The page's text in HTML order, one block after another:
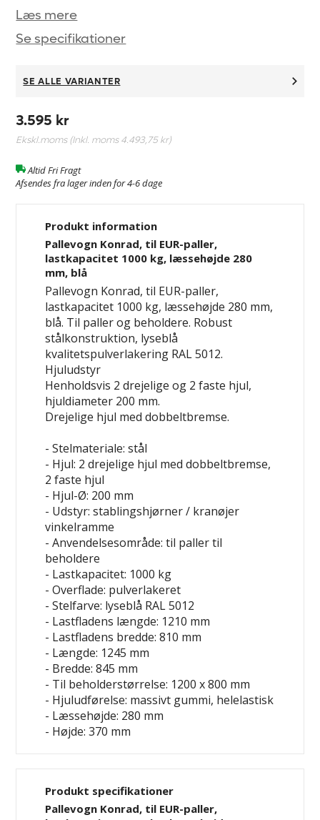
Læs mere
Se specifikationer
SE ALLE VARIANTER
3.595 kr
Ekskl.moms (Inkl. moms4.493,75 kr)
Altid Fri Fragt
Afsendes fra lager inden for 4-6 dage
Produkt information
Pallevogn Konrad, til EUR-paller,
lastkapacitet 1000 kg, læssehøjde 280
mm, blå
Pallevogn Konrad, til EUR-paller,
lastkapacitet 1000 kg, læssehøjde 280 mm,
blå. Til paller og beholdere. Robust
stålkonstruktion, lyseblå
kvalitetspulverlakering RAL 5012.
Hjuludstyr
Henholdsvis 2 drejelige og 2 faste hjul,
hjuldiameter 200 mm.
Drejelige hjul med dobbeltbremse.
- Stelmateriale: stål
- Hjul: 2 drejelige hjul med dobbeltbremse,
2 faste hjul
- Hjul-Ø: 200 mm
- Udstyr: stablingshjørner / kranøjer
vinkelramme
- Anvendelsesområde: til pallertil
beholdere
- Lastkapacitet: 1000 kg
- Overflade: pulverlakeret
- Stelfarve: lyseblå RAL 5012
- Lastfladens længde: 1210 mm
- Lastfladens bredde: 810 mm
- Længde: 1245 mm
- Bredde: 845 mm
- Til beholderstørrelse: 1200 x 800 mm
- Hjuludførelse: massivt gummi, helelastisk
- Læssehøjde: 280 mm
- Højde: 370 mm
Produkt specifikationer
Pallevogn Konrad, til EUR-paller,